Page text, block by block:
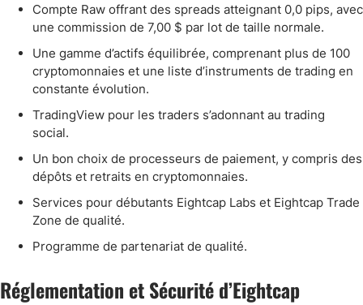
Compte Raw offrant des spreads atteignant 0,0 pips, avec
une commission de 7,00 $ par lot de taille normale.
Une gamme d’actifs équilibrée, comprenant plus de 100
cryptomonnaies et une liste d’instruments de trading en
constante évolution.
TradingView pour les traders s’adonnant au trading
social.
Un bon choix de processeurs de paiement, y compris des
dépôts et retraits en cryptomonnaies.
Services pour débutants Eightcap Labs et Eightcap Trade
Zone de qualité.
Programme de partenariat de qualité.
Réglementation et Sécurité d’Eightcap